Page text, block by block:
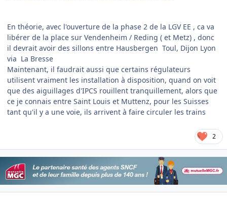
En théorie, avec l'ouverture de la phase 2 de la LGV EE , ca va
libérer de la place sur Vendenheim / Reding ( et Metz) , donc
il devrait avoir des sillons entre Hausbergen Toul, Dijon Lyon
via La Bresse
Maintenant, il faudrait aussi que certains régulateurs
utilisent vraiment les installation à disposition, quand on voit
que des aiguillages d'IPCS rouillent tranquillement, alors que
ce je connais entre Saint Louis et Muttenz, pour les Suisses
tant qu'il y a une voie, ils arrivent à faire circuler les trains
2